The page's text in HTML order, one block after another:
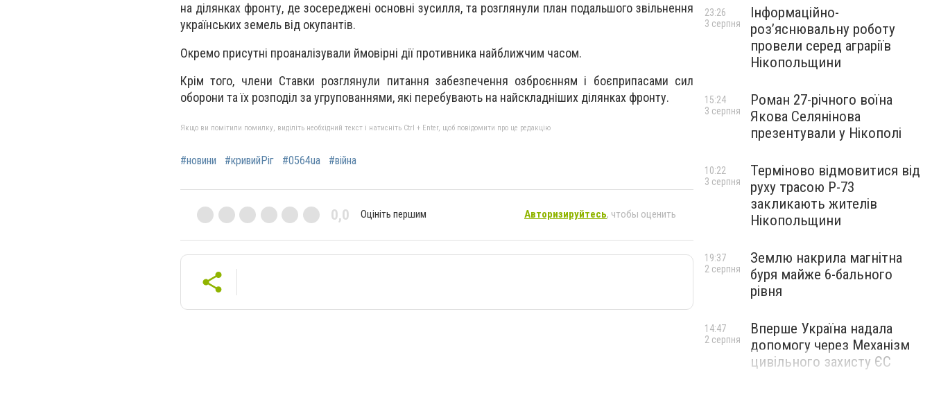
на ділянках фронту, де зосереджені основні зусилля, та розглянули план подальшого звільнення
українських земель від окупантів.
Окремо присутні проаналізували ймовірні дії противника найближчим часом.
Крім того, члени Ставки розглянули питання забезпечення озброєнням і боєприпасами сил
оборони та їх розподіл за угрупованнями, які перебувають на найскладніших ділянках фронту.
Якщо ви помітили помилку, виділіть необхідний текст і натисніть Ctrl + Enter, щоб повідомити про це редакцію
#новини #кривийРіг #0564ua #війна
0,0 Оцініть першим Авторизируйтесь, чтобы оценить
Інформаційно-
роз’яснювальну роботу
провели серед аграріїв
Нікопольщини
23:26
3 серпня
Роман 27-річного воїна
Якова Селянінова
презентували у Нікополі
15:24
3 серпня
Терміново відмовитися від
руху трасою Р-73
закликають жителів
Нікопольщини
10:22
3 серпня
Землю накрила магнітна
буря майже 6-бального
рівня
19:37
2 серпня
Вперше Україна надала
допомогу через Механізм
цивільного захисту ЄС
14:47
2 серпня